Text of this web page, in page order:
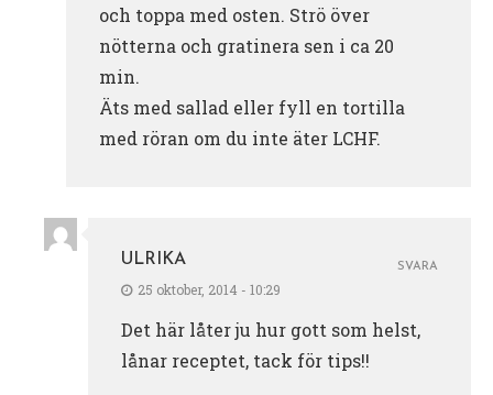
och toppa med osten. Strö över
nötterna och gratinera sen i ca 20
min.
Äts med sallad eller fyll en tortilla
med röran om du inte äter LCHF.
ULRIKA
25 oktober, 2014 - 10:29
Det här låter ju hur gott som helst,
lånar receptet, tack för tips!!
SVARA